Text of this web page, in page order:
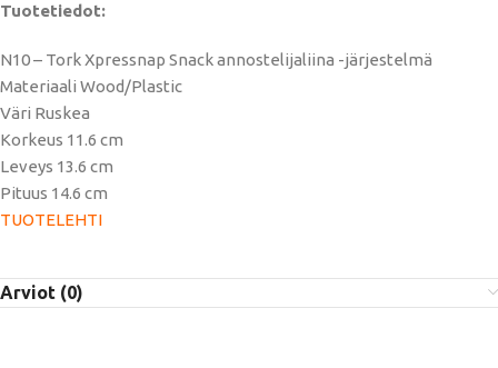
Tuotetiedot:
N10 – Tork Xpressnap Snack annostelijaliina -järjestelmä
Materiaali Wood/Plastic
Väri Ruskea
Korkeus 11.6 cm
Leveys 13.6 cm
Pituus 14.6 cm
TUOTELEHTI
Arviot (0)